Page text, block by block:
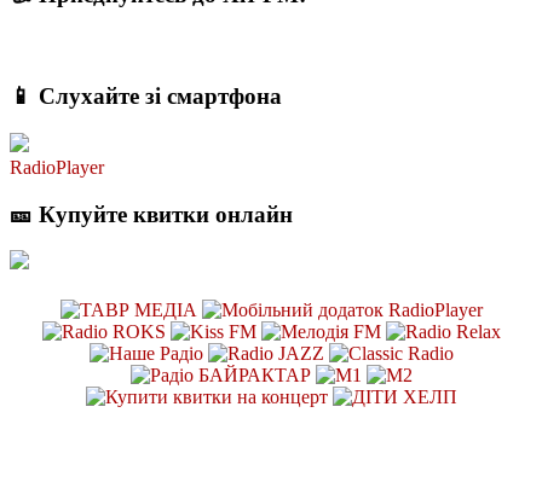
📱 Слухайте зі смартфона
RadioPlayer
🎫 Купуйте квитки онлайн